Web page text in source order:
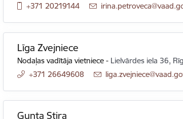
+371 20219144
E-pasts:
Līga Zvejniece
Nodaļas vadītāja vietniece - Lielvārdes iela 36,
+371 26649608
E-pasts:
Gunta Stira